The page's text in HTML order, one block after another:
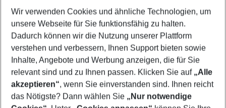
2 Erwachsene Keine Kinder
Mehr Filter anzeigen
Wir verwenden Cookies und ähnliche Technologien, um
unsere Webseite für Sie funktionsfähig zu halten.
Dadurch können wir die Nutzung unserer Plattform
verstehen und verbessern, Ihnen Support bieten sowie
Inhalte, Angebote und Werbung anzeigen, die für Sie
relevant sind und zu Ihnen passen. Klicken Sie auf „Alle
akzeptieren“, wenn Sie einverstanden sind. Ihnen reicht
das Nötigste? Dann wählen Sie „Nur notwendige